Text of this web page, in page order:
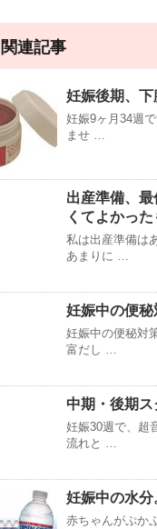
関連記事
妊娠後期、下
妊娠9ヶ月34週
ませ …
出産準備、
くてよかっ
私は出産準備は
あまりに …
妊娠中の便秘
妊娠中の便秘対
富だし …
中期・後期
妊娠30週で、超
流れと …
妊娠中の水
赤ちゃんがぷか